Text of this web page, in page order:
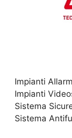
Impianti
Impianti
Sistema
Sistema